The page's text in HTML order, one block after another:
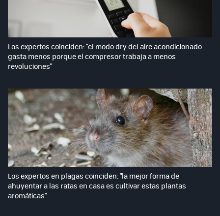
Los expertos coinciden: "el modo dry del aire acondicionado
gasta menos porque el compresor trabaja a menos
revoluciones"
Los expertos en plagas coinciden: "la mejor forma de
ahuyentar a las ratas en casa es cultivar estas plantas
aromáticas"